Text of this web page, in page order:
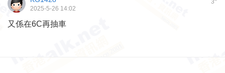
3
2025-5-26 14:02
又係在6C再抽車